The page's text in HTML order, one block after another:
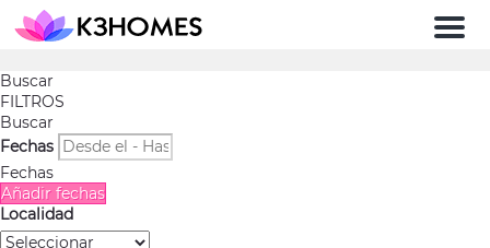
Menu
Buscar
FILTROS
Buscar
Fechas
Fechas
Añadir fechas
Localidad